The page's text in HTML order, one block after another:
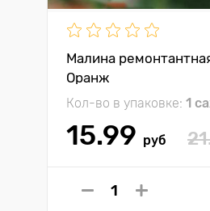
Малина
Оранж
Кол-во в упаковке: 1
15.99 руб